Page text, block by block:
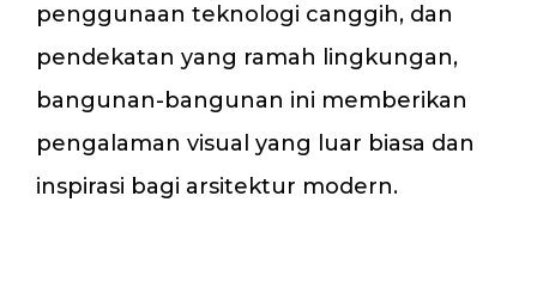
penggunaan teknologi canggih, dan
pendekatan yang ramah lingkungan,
bangunan-bangunan ini memberikan
pengalaman visual yang luar biasa dan
inspirasi bagi arsitektur modern.